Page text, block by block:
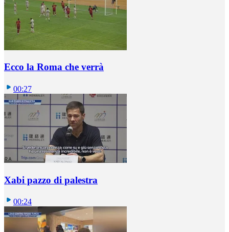
Ecco la Roma che verrà
00:27
Xabi pazzo di palestra
00:24